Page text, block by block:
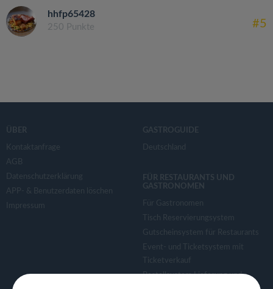
hhfp65428
250 Punkte #5
ÜBER
Kontaktanfrage
AGB
Datenschutzerklärung
APP- & Benutzerdaten löschen
Impressum
GASTROGUIDE
Deutschland
FÜR RESTAURANTS UND
GASTRONOMEN
Für Gastronomen
Tisch Reservierungsystem
Gutscheinsystem für Restaurants
Event- und Ticketsystem mit
Ticketverkauf
Bestellsystem Lieferung und